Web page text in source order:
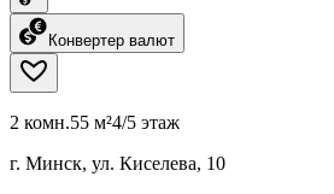
Конвертер валют
2 комн.55 м²4/5 этаж
г. Минск, ул. Киселева, 10